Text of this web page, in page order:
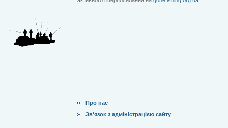
Про нас
Зв'язок з адміністрацією сайту